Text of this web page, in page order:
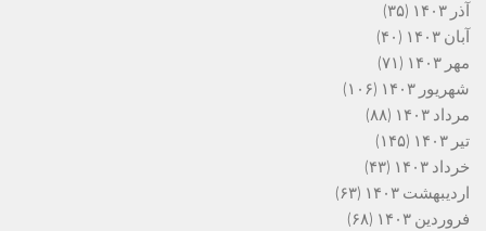
آذر ۱۴۰۳
(۳۵)
آبان ۱۴۰۳
(۴۰)
مهر ۱۴۰۳
(۷۱)
شهریور ۱۴۰۳
(۱۰۶)
مرداد ۱۴۰۳
(۸۸)
تیر ۱۴۰۳
(۱۴۵)
خرداد ۱۴۰۳
(۴۳)
اردیبهشت ۱۴۰۳
(۶۳)
فروردین ۱۴۰۳
(۶۸)